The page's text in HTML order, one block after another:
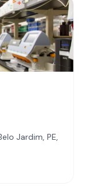
Jardim, PE,